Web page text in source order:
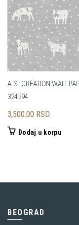
A.S. CRÉATION
324594
3,500.00 RSD
Dodaj u korpu
BEOGRAD